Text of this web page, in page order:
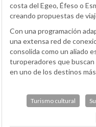
costa del Egeo, Éfeso o
creando propuestas de
Con una programación
una extensa red de
consolida como un aliado
turoperadores que
en uno de los destinos
Turismo cultural